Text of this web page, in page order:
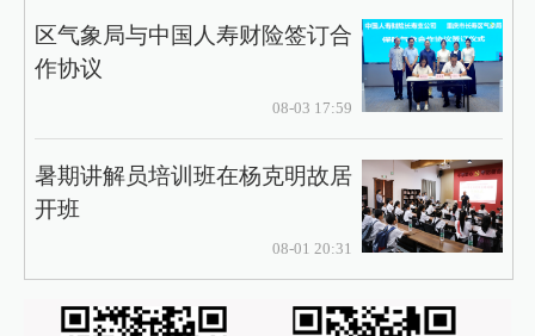
区气象局与中国人寿财险签订合
作协议
08-03 17:59
暑期讲解员培训班在杨克明故居
开班
08-01 20:31